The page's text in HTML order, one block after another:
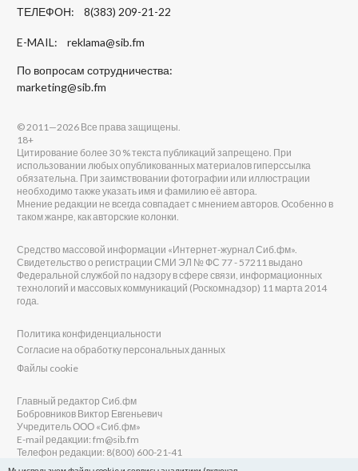
ТЕЛЕФОН: 8(383) 209-21-22
E-MAIL: reklama@sib.fm
По вопросам сотрудничества:
marketing@sib.fm
© 2011—2026 Все права защищены.
18+
Цитирование более 30 % текста публикаций запрещено. При
использовании любых опубликованных материалов гиперссылка
обязательна. При заимствовании фотографии или иллюстрации
необходимо также указать имя и фамилию её автора.
Мнение редакции не всегда совпадает с мнением авторов. Особенно в
таком жанре, как авторские колонки.
Средство массовой информации «Интернет-журнал Сиб.фм».
Свидетельство о регистрации СМИ ЭЛ № ФС 77 - 57211 выдано
Федеральной службой по надзору в сфере связи, информационных
технологий и массовых коммуникаций (Роскомнадзор) 11 марта 2014
года.
Политика конфиденциальности
Согласие на обработку персональных данных
Файлы cookie
Главный редактор Сиб.фм
Бобровников Виктор Евгеньевич
Учредитель ООО «Сиб.фм»
E-mail редакции: fm@sib.fm
Телефон редакции: 8(800) 600-21-41